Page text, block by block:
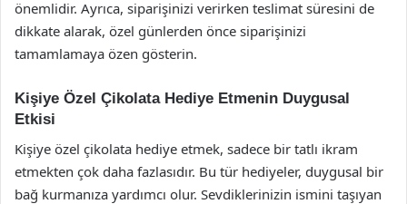
önemlidir. Ayrıca, siparişinizi verirken teslimat süresini de
dikkate alarak, özel günlerden önce siparişinizi
tamamlamaya özen gösterin.
Kişiye Özel Çikolata Hediye Etmenin Duygusal
Etkisi
Kişiye özel çikolata hediye etmek, sadece bir tatlı ikram
etmekten çok daha fazlasıdır. Bu tür hediyeler, duygusal bir
bağ kurmanıza yardımcı olur. Sevdiklerinizin ismini taşıyan